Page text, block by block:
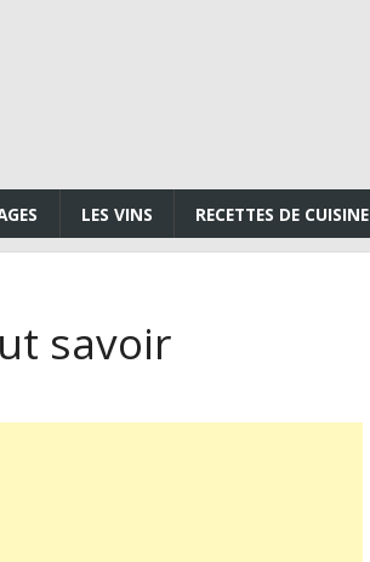
LES VINS RECETTES DE CUISINE
savoir